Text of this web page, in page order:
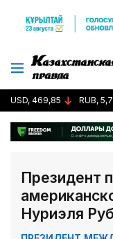
USD, 469,85 RUB,
Президент
Нуриэля